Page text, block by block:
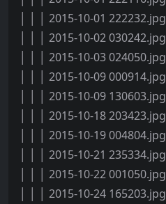
│ │ │ 2015-10-01 222232.jpg
│ │ │ 2015-10-02 030242.jpg
│ │ │ 2015-10-03 024050.jpg
│ │ │ 2015-10-09 000914.jpg
│ │ │ 2015-10-09 130603.jpg
│ │ │ 2015-10-18 203423.jpg
│ │ │ 2015-10-19 004804.jpg
│ │ │ 2015-10-21 235334.jpg
│ │ │ 2015-10-22 001050.jpg
│ │ │ 2015-10-24 165203.jpg